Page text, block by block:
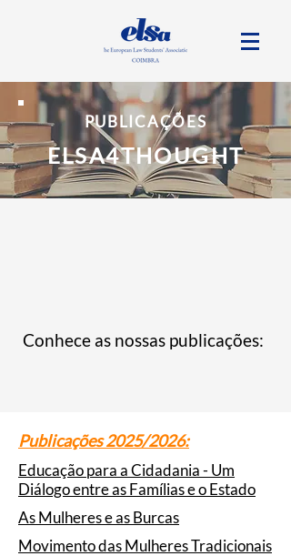
PUBLICAÇÕES
ELSA4THOUGHT
Conhece as nossas publicações:
Publicações 2025/2026:
Educação para a Cidadania - Um
Diálogo entre as Famílias e o Estado
As Mulheres e as Burcas
Movimento das Mulheres Tradicionais